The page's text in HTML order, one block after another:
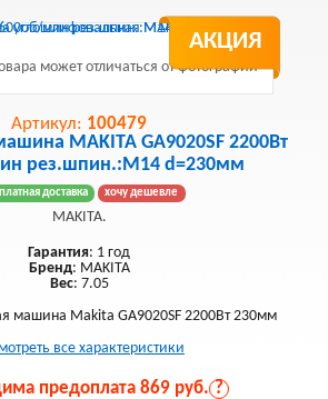
АКЦИЯ
может отличаться от фотографии
Артикул: 100479
MAKITA GA9020SF 2200Вт
рез.шпин.:M14 d=230мм
доставка хочу дешевле
MAKITA.
Гарантия: 1 год
Бренд: MAKITA
Вес: 7.05
машина Makita GA9020SF 2200Вт 230мм
все характеристики
предоплата 869 руб. ?